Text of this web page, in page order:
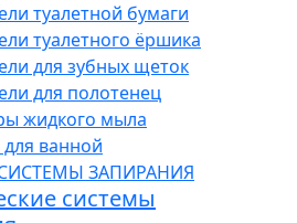
туалетной бумаги
туалетного ёршика
для зубных щеток
для полотенец
жидкого мыла
ванной
ЗАПИРАНИЯ
системы